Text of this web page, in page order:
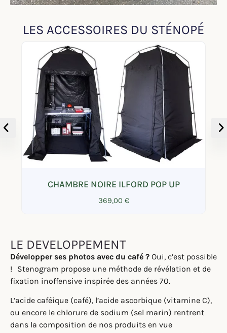
LES ACCESSOIRES DU STÉNOPÉ
LE DEVELOPPEMENT
Développer ses photos avec du café ?Oui, c’est possible
Stenogram propose une méthode de révélation et de
fixation inoffensive inspirée des années 70.
L’acide caféique (café), l’acide ascorbique (vitamine C),